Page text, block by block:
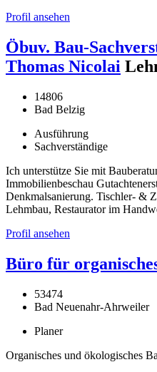
Profil ansehen
Öbuv. Bau-
Thomas Nicolai
14806
Bad Belzig
Ausführung
Sachverständige
Ich unterstütze Sie mit
Immobilienbeschau
Denkmalsanierung. Tischler- &
Lehmbau, Restaurator im
Profil ansehen
Büro für
53474
Bad Neuenahr-Ahrweiler
Planer
Organisches und ökologisches